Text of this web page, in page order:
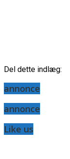
Del dette indlæg:
annonce
annonce
Like us